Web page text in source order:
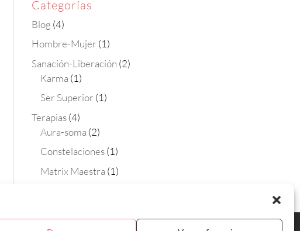
Categorías
Blog (4)
Hombre-Mujer (1)
Sanación-Liberación (2)
Karma (1)
Ser Superior (1)
Terapias(4)
Aura-soma (2)
Constelaciones(1)
Matrix Maestra (1)